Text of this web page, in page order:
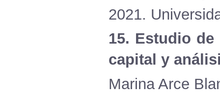
2021.
15. Estudio
capital y
Marina Arce